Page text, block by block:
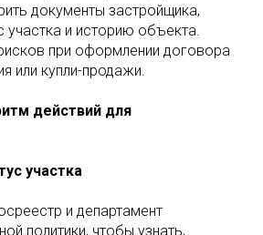
документы застройщика,
участка и историю объекта.
при оформлении договора
или купли-продажи.
действий для
участка
и департамент
политики, чтобы узнать,